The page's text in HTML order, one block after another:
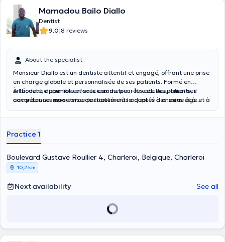
Mamadou Bailo Diallo
Dentist
9.0|8 reviews
About the specialist
Monsieur Diallo est un dentiste attentif et engagé, offrant une prise
en charge globale et personnalisée de ses patients. Formé en
orthodontie pour les enfants comme pour les adultes, il met ses
compétences au service de traitements adaptés à chaque âge et à
À l’écoute, disponible et soucieux du bien-être de ses patients, il
accorde une importance particulière à la qualité des soins et à
garantir une prise en charge efficace, confortable et durable, dans
Practice 1
Boulevard Gustave Roullier 4, Charleroi, Belgique, Charleroi
10,2 km
Next availability See all